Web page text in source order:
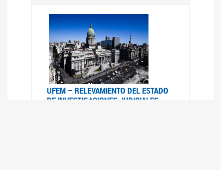
UFEM – RELEVAMIENTO DEL ESTADO
DE INVESTIGACIONES JUDICIALES